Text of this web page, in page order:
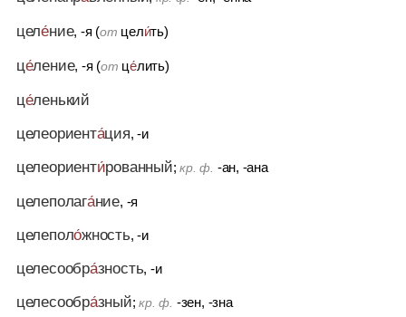
целе́ние, -я (от цели́ть)
це́ление, -я (от це́лить)
це́ленький
целеориента́ция, -и
целеориенти́рованный;кр. ф. -ан, -ана
целеполага́ние, -я
целеполо́жность, -и
целесообра́зность, -и
целесообра́зный;кр. ф. -зен, -зна